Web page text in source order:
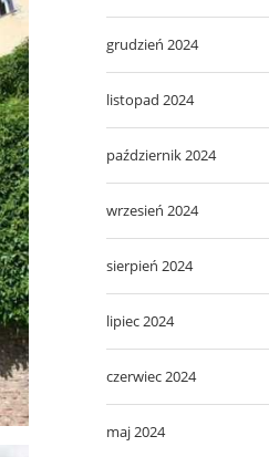
grudzień 2024
listopad 2024
październik 2024
wrzesień 2024
sierpień 2024
lipiec 2024
czerwiec 2024
maj 2024